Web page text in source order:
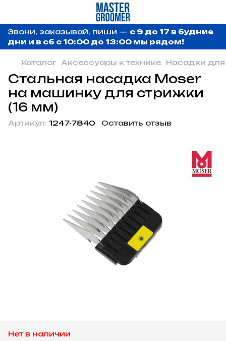
Звони, заказывай, пиши — с 9 до 17 в будние
дни и в сб с 10:00 до 13:00 мы рядом!
Каталог Аксессуары к технике Насадки
Стальная насадка Moser
на машинку для стрижки
(16 мм)
Артикул: 1247-7840 Оставить отзыв
Нет в наличии